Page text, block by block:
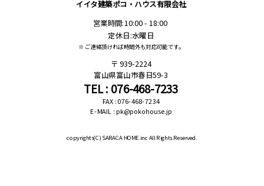
イイタ建築ポコ・ハウス有限会社
営業時間:10:00 - 18:00
定休日:水曜日
※ ご連絡頂ければ時間外も対応可能です。
939-2224
富山県富山市春日59-3
TEL : 076-468-7233
FAX : 076-468-7234
E-MAIL : pk@pokohouse.jp
copyrights(C)SARACA HOME.inc All Rights Reserved.